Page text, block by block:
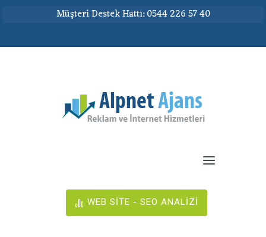
Müşteri Destek Hattı: 0544 226 57 40
WEB SİTE - SEO ANALİZİ